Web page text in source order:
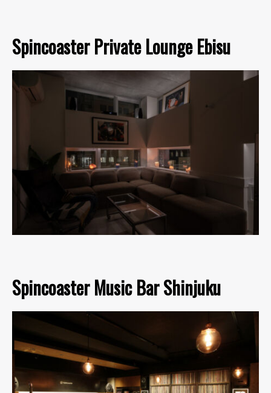
Spincoaster Private Lounge Ebisu
Spincoaster Music Bar Shinjuku